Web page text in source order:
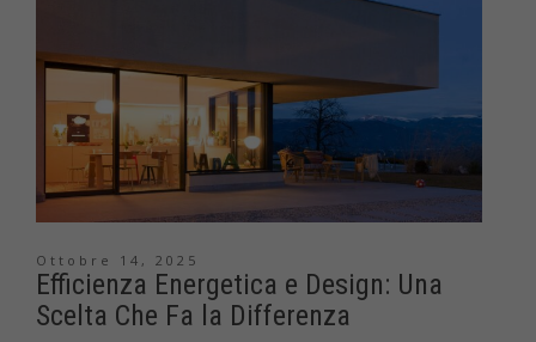
Ottobre 14, 2025
Efficienza Energetica e Design: Una
Scelta Che Fa la Differenza